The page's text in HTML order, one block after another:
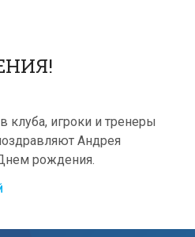
клуба, игроки и тренеры
Андрея
рождения.